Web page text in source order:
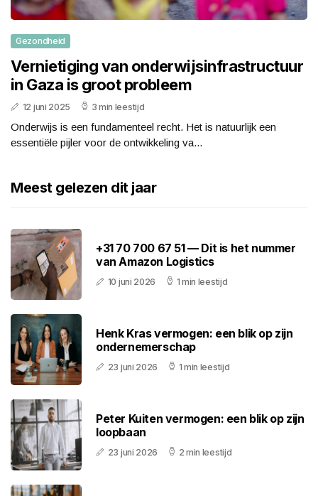
Gezondheid
Vernietiging van onderwijsinfrastructuur
in Gaza is groot probleem
12 juni 2025 3 min leestijd
Onderwijs is een fundamenteel recht. Het is natuurlijk een
essentiële pijler voor de ontwikkeling va...
Meest gelezen dit jaar
+31 70 700 67 51 — Dit is het nummer
van Amazon Logistics
10 juni 2026 1 min leestijd
Henk Kras vermogen: een blik op zijn
ondernemerschap
23 juni 2026 1 min leestijd
Peter Kuiten vermogen: een blik op zijn
loopbaan
23 juni 2026 2 min leestijd